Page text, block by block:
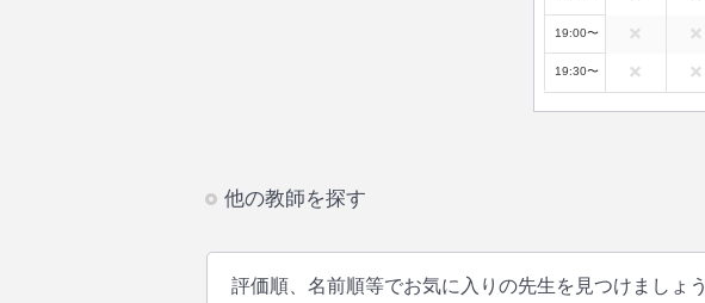
19:00〜
19:30〜
他の教師を探す
評価順、名前順等でお気に入りの先生を見つけましょう